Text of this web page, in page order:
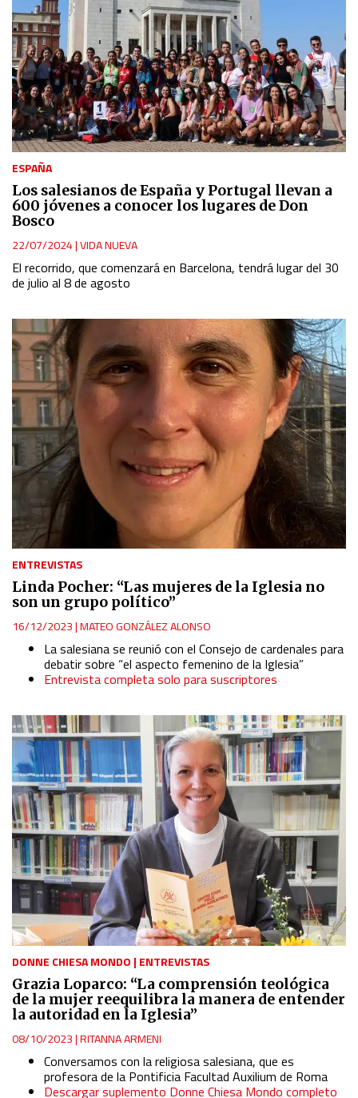
ESPAÑA
Los salesianos de España y Portugal llevan a
600 jóvenes a conocer los lugares de Don
Bosco
22/07/2024|VIDA NUEVA
El recorrido, que comenzará en Barcelona, tendrá lugar del 30
de julio al 8 de agosto
ENTREVISTAS
Linda Pocher: “Las mujeres de la Iglesia no
son un grupo político”
16/12/2023|MATEO GONZÁLEZ ALONSO
La salesiana se reunió con el Consejo de cardenales para
debatir sobre “el aspecto femenino de la Iglesia”
Entrevista completa solo para suscriptores
DONNE CHIESA MONDO | ENTREVISTAS
Grazia Loparco: “La comprensión teológica
de la mujer reequilibra la manera de entender
la autoridad en la Iglesia”
08/10/2023|RITANNA ARMENI
Conversamos con la religiosa salesiana, que es
profesora de la Pontificia Facultad Auxilium de Roma
Descargar suplemento Donne Chiesa Mondo completo